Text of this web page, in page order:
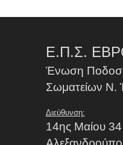
Ε.Π.Σ.
Ένωση
Σωματείων Ν.
Διεύθυνση:
14ης Μαίου 34